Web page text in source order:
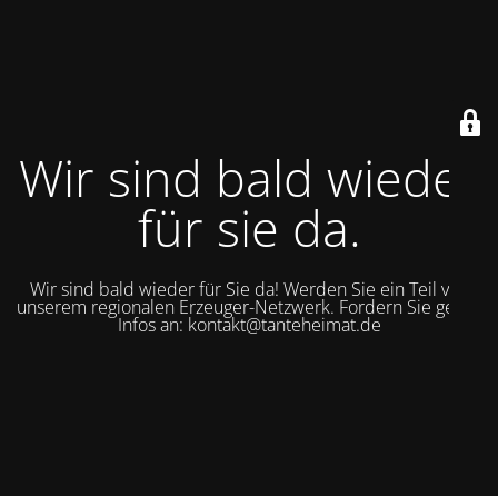
Wir sind bald wieder
für sie da.
Wir sind bald wieder für Sie da! Werden Sie ein Teil von
unserem regionalen Erzeuger-Netzwerk. Fordern Sie gerne
Infos an: kontakt@tanteheimat.de